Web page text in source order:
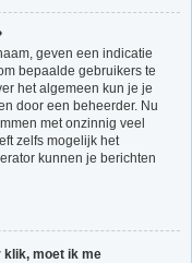
geven een indicatie
bepaalde gebruikers te
het algemeen kun je je
door een beheerder. Nu
met onzinnig veel
zelfs mogelijk het
kunnen je berichten
klik, moet ik me